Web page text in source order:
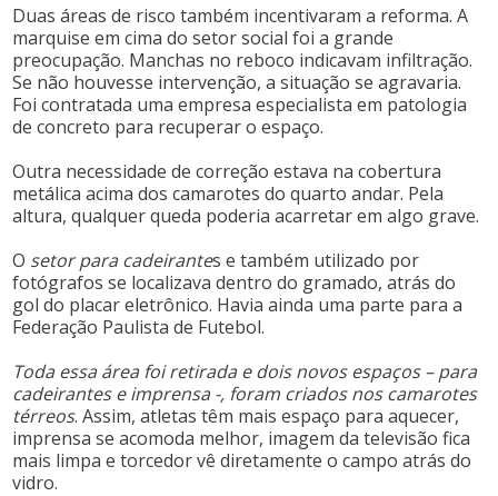
Duas áreas de risco também incentivaram a reforma. A
marquise em cima do setor social foi a grande
preocupação. Manchas no reboco indicavam infiltração.
Se não houvesse intervenção, a situação se agravaria.
Foi contratada uma empresa especialista em patologia
de concreto para recuperar o espaço.
Outra necessidade de correção estava na cobertura
metálica acima dos camarotes do quarto andar. Pela
altura, qualquer queda poderia acarretar em algo grave.
O setor para cadeirantes e também utilizado por
fotógrafos se localizava dentro do gramado, atrás do
gol do placar eletrônico. Havia ainda uma parte para a
Federação Paulista de Futebol.
Toda essa área foi retirada e dois novos espaços – para
cadeirantes e imprensa -, foram criados nos camarotes
térreos. Assim, atletas têm mais espaço para aquecer,
imprensa se acomoda melhor, imagem da televisão fica
mais limpa e torcedor vê diretamente o campo atrás do
vidro.